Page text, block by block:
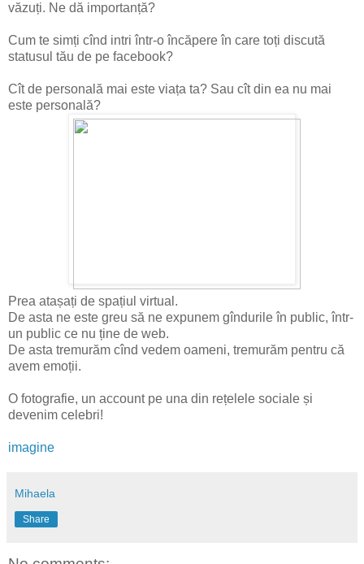
văzuți. Ne dă importanță?
Cum te simți cînd intri într-o încăpere în care toți discută
statusul tău de pe facebook?
Cît de personală mai este viața ta? Sau cît din ea nu mai
este personală?
Prea atașați de spațiul virtual.
De asta ne este greu să ne expunem gîndurile în public, într-
un public ce nu ține de web.
De asta tremurăm cînd vedem oameni, tremurăm pentru că
avem emoții.
O fotografie, un account pe una din rețelele sociale și
devenim celebri!
imagine
Mihaela
Share